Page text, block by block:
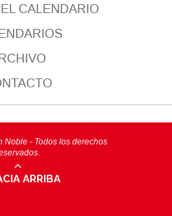
CALENDARIO
Noble - Todos los derechos
ARRIBA